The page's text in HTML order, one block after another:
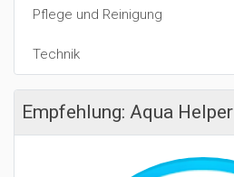
Pflege und Reinigung
Technik
Empfehlung: Aqua Helper